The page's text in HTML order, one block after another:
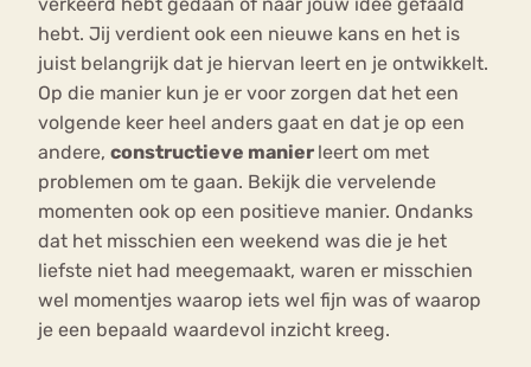
verkeerd hebt gedaan of naar jouw idee gefaald
hebt. Jij verdient ook een nieuwe kans en het is
juist belangrijk dat je hiervan leert en je ontwikkelt.
Op die manier kun je er voor zorgen dat het een
volgende keer heel anders gaat en dat je op een
andere, constructieve manier leert om met
problemen om te gaan. Bekijk die vervelende
momenten ook op een positieve manier. Ondanks
dat het misschien een weekend was die je het
liefste niet had meegemaakt, waren er misschien
wel momentjes waarop iets wel fijn was of waarop
je een bepaald waardevol inzicht kreeg.